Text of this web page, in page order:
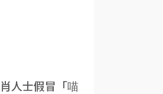
人士假冒「喵